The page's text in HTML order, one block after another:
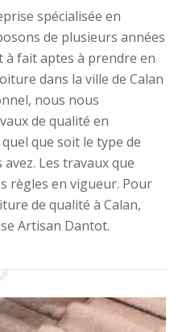
spécialisée en
de plusieurs années
à fait aptes à prendre en
dans la ville de Calan
nous nous
de qualité en
que soit le type de
Les travaux que
règles en vigueur. Pour
de qualité à Calan,
Artisan Dantot.